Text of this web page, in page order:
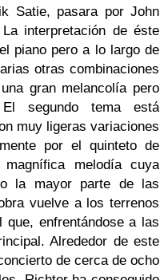
Satie, pasara por John
interpretación de éste
piano pero a lo largo de
otras combinaciones
gran melancolía pero
segundo tema está
muy ligeras variaciones
por el quinteto de
melodía cuya
la mayor parte de las
vuelve a los terrenos
enfrentándose a las
Alrededor de este
de cerca de ocho